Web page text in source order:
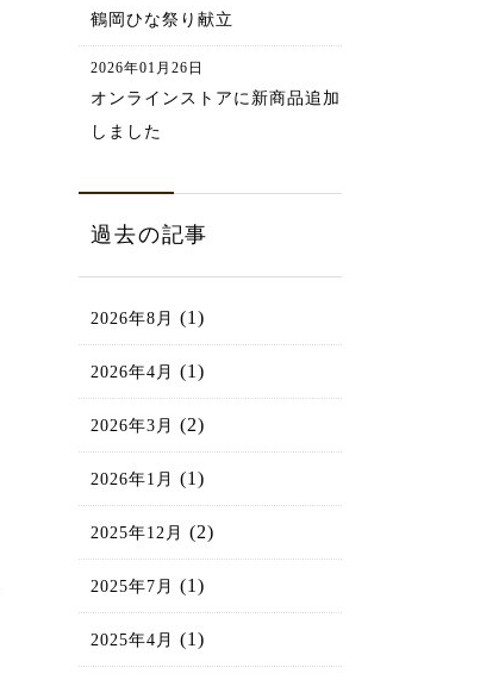
鶴岡ひな祭り献立
2026年01月26日
オンラインストアに新商品追加
しました
過去の記事
2026年8月 (1)
2026年4月 (1)
2026年3月 (2)
2026年1月 (1)
2025年12月 (2)
2025年7月 (1)
2025年4月 (1)